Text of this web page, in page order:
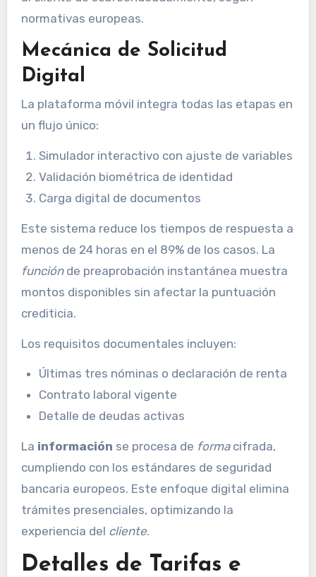
normativas europeas.
Mecánica de Solicitud
Digital
La plataforma móvil integra todas las etapas en
un flujo único:
Simulador interactivo con ajuste de variables
Validación biométrica de identidad
Carga digital de documentos
Este sistema reduce los tiempos de respuesta a
menos de 24 horas en el 89% de los casos. La
funciónde preaprobación instantánea muestra
montos disponibles sin afectar la puntuación
crediticia.
Los requisitos documentales incluyen:
Últimas tres nóminas o declaración de renta
Contrato laboral vigente
Detalle de deudas activas
La información se procesa de formacifrada,
cumpliendo con los estándares de seguridad
bancaria europeos. Este enfoque digital elimina
trámites presenciales, optimizando la
experiencia del cliente.
Detalles de Tarifas e